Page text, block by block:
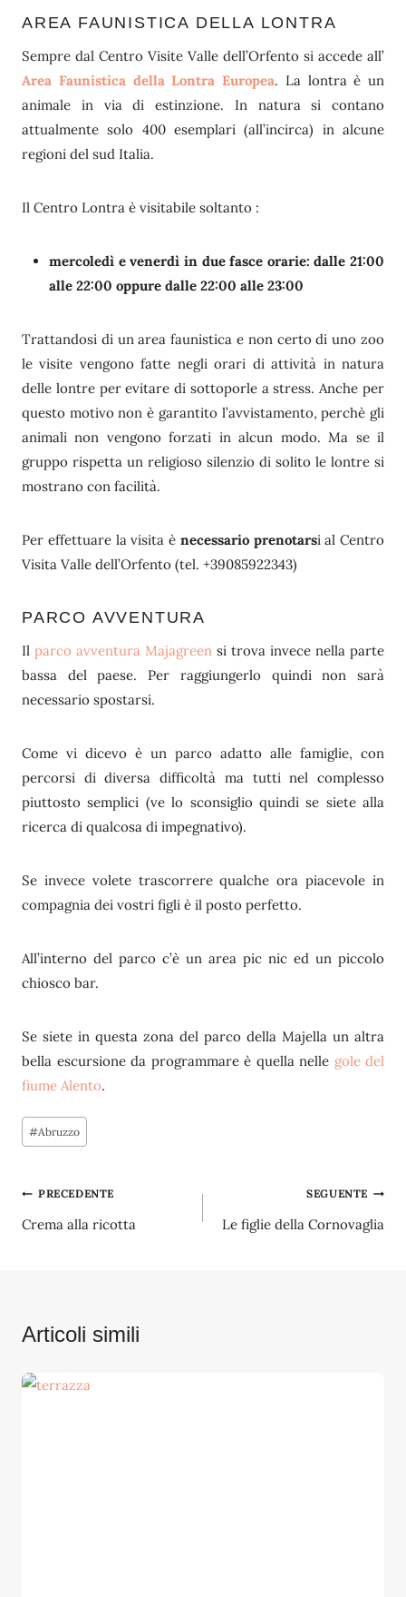
AREA FAUNISTICA DELLA LONTRA
Sempre dal Centro Visite Valle dell’Orfento si accede all’
Area Faunistica della Lontra Europea. La lontra è un
animale in via di estinzione. In natura si contano
attualmente solo 400 esemplari (all’incirca) in alcune
regioni del sud Italia.
Il Centro Lontra è visitabile soltanto :
mercoledì e venerdì in due fasce orarie: dalle 21:00
alle 22:00 oppure dalle 22:00 alle 23:00
Trattandosi di un area faunistica e non certo di uno zoo
le visite vengono fatte negli orari di attività in natura
delle lontre per evitare di sottoporle a stress. Anche per
questo motivo non è garantito l’avvistamento, perchè gli
animali non vengono forzati in alcun modo. Ma se il
gruppo rispetta un religioso silenzio di solito le lontre si
mostrano con facilità.
Per effettuare la visita è necessario prenotarsi al Centro
Visita Valle dell’Orfento (tel. +39085922343)
PARCO AVVENTURA
Il parco avventura Majagreen si trova invece nella parte
bassa del paese. Per raggiungerlo quindi non sarà
necessario spostarsi.
Come vi dicevo è un parco adatto alle famiglie, con
percorsi di diversa difficoltà ma tutti nel complesso
piuttosto semplici (ve lo sconsiglio quindi se siete alla
ricerca di qualcosa di impegnativo).
Se invece volete trascorrere qualche ora piacevole in
compagnia dei vostri figli è il posto perfetto.
All’interno del parco c’è un area pic nic ed un piccolo
chiosco bar.
Se siete in questa zona del parco della Majella un altra
bella escursione da programmare è quella nelle gole del
fiume Alento.
Tag
articolo:
#Abruzzo
Navigazione
articoli
PRECEDENTE
Crema alla ricotta
SEGUENTE
Le figlie della Cornovaglia
Articoli simili